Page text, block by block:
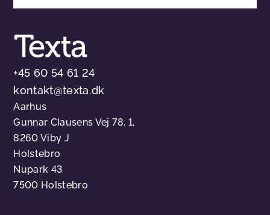
+45 60 54 61 24
kontakt@texta.dk
Aarhus
Gunnar Clausens Vej 78, 1,
8260 Viby J
Holstebro
Nupark 43
7500 Holstebro